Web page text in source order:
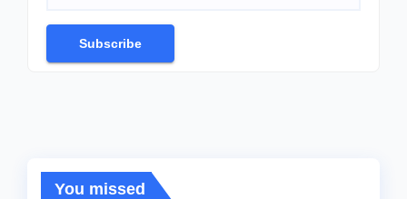
Subscribe
You missed